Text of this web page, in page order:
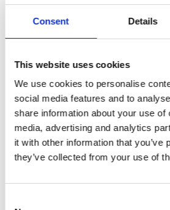
Consent Details
This website uses cookies
We use cookies to personalise
social media features and to
share information about your use of
media, advertising and analytics
it with other information that you’ve
they’ve collected from your use of
digitala innehåll kan uppfattas,
och användas av fler
Rekommendation:
upp löpande
Om ni tar tillgänglighet på allvar
överraskningar) är
expertgranskning nu, bygg en
upp regelbundet – särskilt efter